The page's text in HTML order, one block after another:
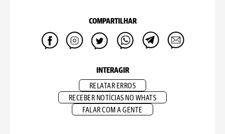
COMPARTILHAR
INTERAGIR
RELATAR ERROS
RECEBER NOTÍCIAS NO WHATS
FALAR COM A GENTE